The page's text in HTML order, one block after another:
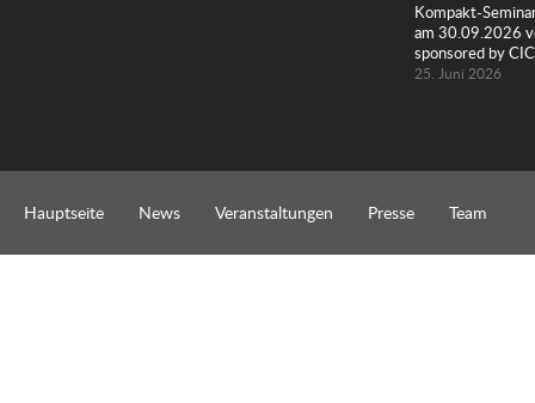
Kompakt-
am 30.09.2026
sponsored by
25. Juni 2026
Hauptseite News Veranstaltungen Presse Team